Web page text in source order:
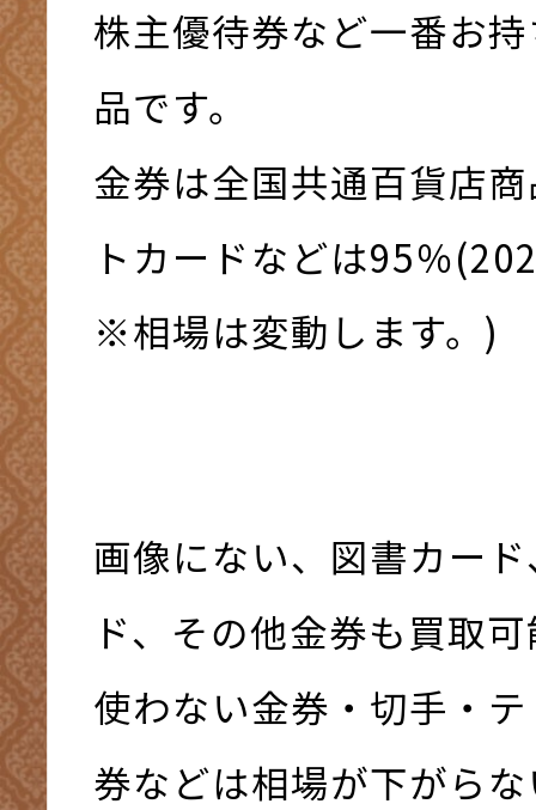
株主優待券など一番お
品です。
金券は全国共通百貨店
トカードなどは95％
※相場は変動します。)
画像にない、図書カー
ド、その他金券も買取
使わない金券・切手・
券などは相場が下がら